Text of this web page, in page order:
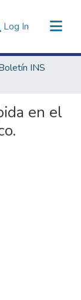
Log In (current)
INS
en el